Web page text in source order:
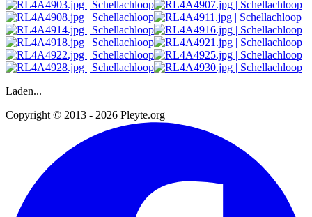
Laden...
Copyright © 2013 - 2026 Pleyte.org